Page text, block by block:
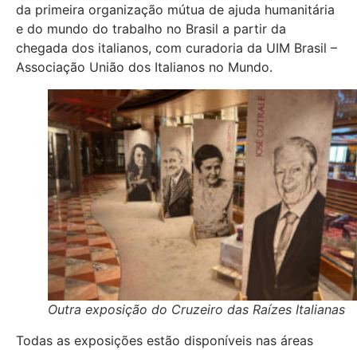
da primeira organização mútua de ajuda humanitária
e do mundo do trabalho no Brasil a partir da
chegada dos italianos, com curadoria da UIM Brasil –
Associação União dos Italianos no Mundo.
Outra exposição do Cruzeiro das Raízes Italianas
Todas as exposições estão disponíveis nas áreas